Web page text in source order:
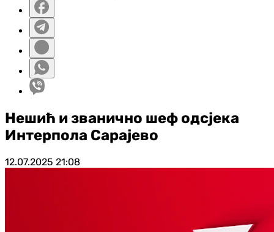
Нешић и званично шеф одсјека
Интерпола Сарајево
12.07.2025 21:08